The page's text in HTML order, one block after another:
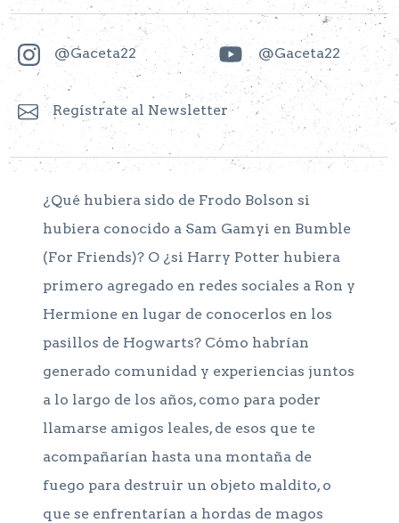
@Gaceta22 @Gaceta22
Regístrate al Newsletter
¿Qué hubiera sido de Frodo Bolson si
hubiera conocido a Sam Gamyi en Bumble
(For Friends)? O ¿si Harry Potter hubiera
primero agregado en redes sociales a Ron y
Hermione en lugar de conocerlos en los
pasillos de Hogwarts? Cómo habrían
generado comunidad y experiencias juntos
a lo largo de los años, como para poder
llamarse amigos leales, de esos que te
acompañarían hasta una montaña de
fuego para destruir un objeto maldito, o
que se enfrentarían a hordas de magos